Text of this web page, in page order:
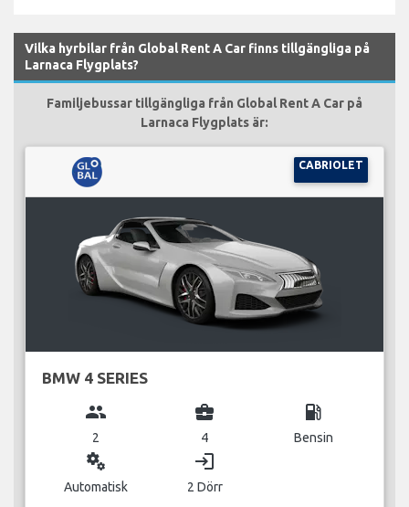
Vilka hyrbilar från Global Rent A Car finns tillgängliga på
Larnaca Flygplats?
Familjebussar tillgängliga från Global Rent A Car på
Larnaca Flygplats är:
CABRIOLET
BMW 4 SERIES
group
2
business_center
4
local_gas_station
Bensin
miscellaneous_services
Automatisk
login
2 Dörr